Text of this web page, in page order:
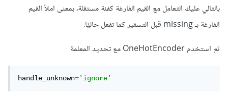
بالتالي عليك التعامل مع القيم الفارغة كفئة مستقلة، بمعنى املأ القيم
الفارغة بـ missing قبل التشفير كما تفعل حاليًا.
ثم استخدم OneHotEncoder مع تحديد المعلمة
handle_unknown='ignore'